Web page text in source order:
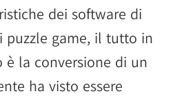
dei software di
puzzle game, il tutto in
la conversione di un
ha visto essere